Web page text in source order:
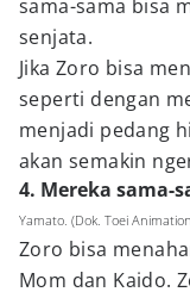
sama-sama bisa
senjata.
Jika Zoro bisa
seperti dengan
menjadi pedang
akan semakin
4. Mereka sama-
Yamato. (Dok. Toei
Zoro bisa
Mom dan Kaido.